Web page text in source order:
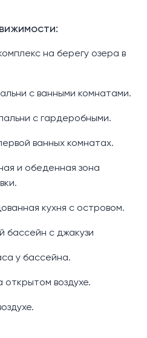
на берегу озера в
с ванными комнатами.
с гардеробными.
ванных комнатах.
и обеденная зона
кухня с островом.
бассейн с джакузи
у бассейна.
воздухе.